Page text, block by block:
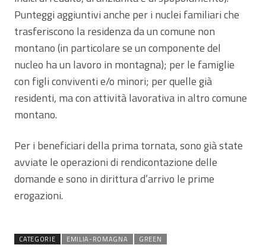
Punteggi aggiuntivi anche per i nuclei familiari che
trasferiscono la residenza da un comune non
montano (in particolare se un componente del
nucleo ha un lavoro in montagna); per le famiglie
con figli conviventi e/o minori; per quelle già
residenti, ma con attività lavorativa in altro comune
montano.
Per i beneficiari della prima tornata, sono già state
avviate le operazioni di rendicontazione delle
domande e sono in dirittura d’arrivo le prime
erogazioni.
CATEGORIE EMILIA-ROMAGNA GREEN